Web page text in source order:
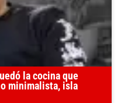
la cocina que
minimalista, isla